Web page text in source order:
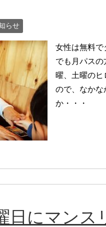
らせ
女性は無料で
でも月パス
曜、土曜の
ので、なかな
か・・・
日にマンス